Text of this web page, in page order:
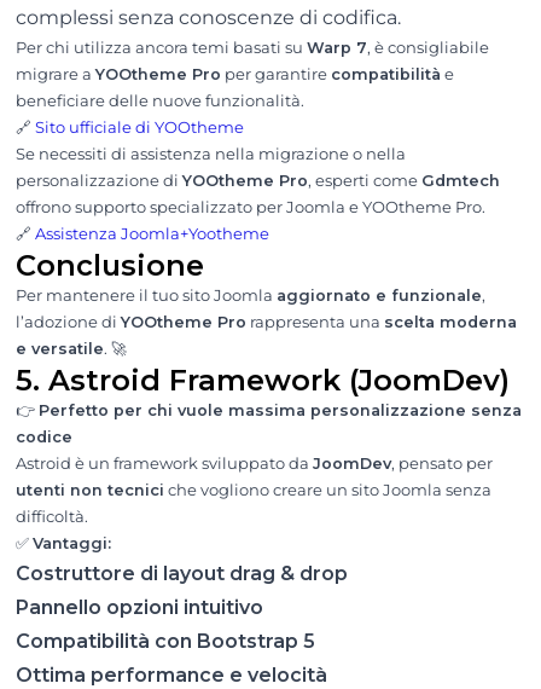
complessi senza conoscenze di codifica.
Per chi utilizza ancora temi basati su Warp 7, è consigliabile
migrare aYOOtheme Pro per garantire compatibilità e
beneficiare delle nuove funzionalità.
🔗 Sito ufficiale di YOOtheme
Se necessiti di assistenza nella migrazione o nella
personalizzazione diYOOtheme Pro, esperti come Gdmtech
offrono supporto specializzato per Joomla e YOOtheme Pro.
🔗 Assistenza Joomla+Yootheme
Conclusione
Per mantenere il tuo sito Joomla aggiornato e funzionale,
l’adozione diYOOtheme Pro rappresenta una scelta moderna
e versatile. 🚀
5. Astroid Framework (JoomDev)
👉 Perfetto per chi vuole massima personalizzazione senza
codice
Astroid è un framework sviluppato da JoomDev, pensato per
utenti non tecnici che vogliono creare un sito Joomla senza
difficoltà.
✅ Vantaggi:
Costruttore di layout drag & drop
Pannello opzioni intuitivo
Compatibilità con Bootstrap 5
Ottima performance e velocità